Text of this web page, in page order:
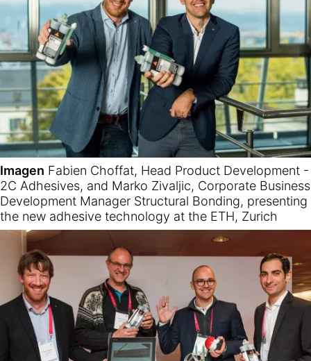
Imagen Fabien Choffat, Head Product Development -
2C Adhesives, and Marko Zivaljic, Corporate Business
Development Manager Structural Bonding, presenting
the new adhesive technology at the ETH, Zurich